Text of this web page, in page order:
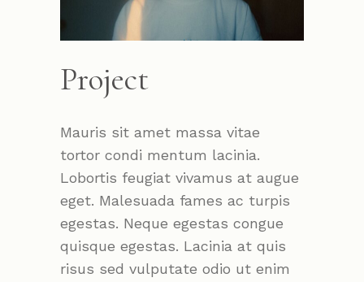
Project
Mauris sit amet massa vitae
tortor condi mentum lacinia.
Lobortis feugiat vivamus at augue
eget. Malesuada fames ac turpis
egestas. Neque egestas congue
quisque egestas. Lacinia at quis
risus sed vulputate odio ut enim